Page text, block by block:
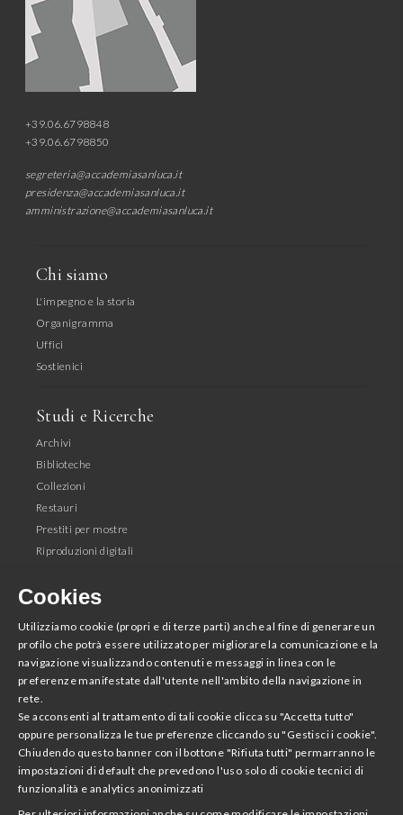
+39.06.6798848
+39.06.6798850
segreteria@accademiasanluca.it
presidenza@accademiasanluca.it
amministrazione@accademiasanluca.it
Chi siamo
L'impegno e la storia
Organigramma
Uffici
Sostienici
Studi e Ricerche
Archivi
Biblioteche
Collezioni
Restauri
Prestiti per mostre
Riproduzioni digitali
Seguici
Facebook
Instagram
Twitter
Scarica la App
Accademia Nazionale di San Luca
Cookies
Utilizziamo cookie (propri e di terze parti) anche al fine di generare un
profilo che potrà essere utilizzato per migliorare la comunicazione e la
navigazione visualizzando contenuti e messaggi in linea con le
preferenze manifestate dall'utente nell'ambito della navigazione in
rete.
Se acconsenti al trattamento di tali cookie clicca su "Accetta tutto"
oppure personalizza le tue preferenze cliccando su "Gestisci i cookie".
Chiudendo questo banner con il bottone "Rifiuta tutti" permarranno le
impostazioni di default che prevedono l'uso solo di cookie tecnici di
funzionalità e analytics anonimizzati